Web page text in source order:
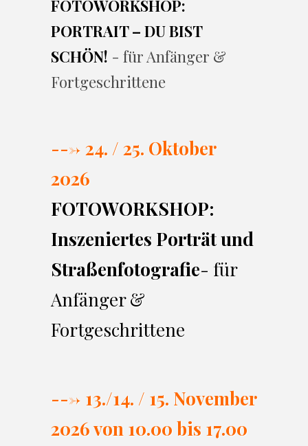
FOTOWORKSHOP:
PORTRAIT – DU BIST
SCHÖN! - für Anfänger &
Fortgeschrittene
---> 24. / 25. Oktober
2026
FOTOWORKSHOP:
Inszeniertes Porträt und
Straßenfotografie- für
Anfänger &
Fortgeschrittene
---> 13./14. / 15. November
2026 von 10.00 bis 17.00